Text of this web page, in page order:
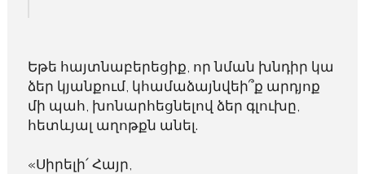
Եթե հայտնաբերեցիք, որ նման խնդիր կա
ձեր կյանքում, կհամաձայնվեի՞ք արդյոք
մի պահ, խոնարհեցնելով ձեր գլուխը,
հետևյալ աղոթքն անել.
«Սիրելի՛ Հայր,